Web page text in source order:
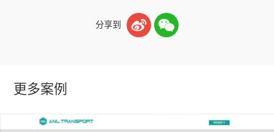
分享到  
更多案例